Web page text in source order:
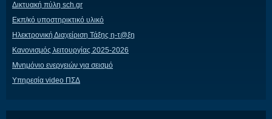
Δικτυακή πύλη sch.gr
Εκπ/κό υποστηρικτικό υλικό
Ηλεκτρονική Διαχείριση Τάξης η-τ@ξη
Κανονισμός λειτουργίας 2025-2026
Μνημόνιο ενεργειών για σεισμό
Υπηρεσία video ΠΣΔ